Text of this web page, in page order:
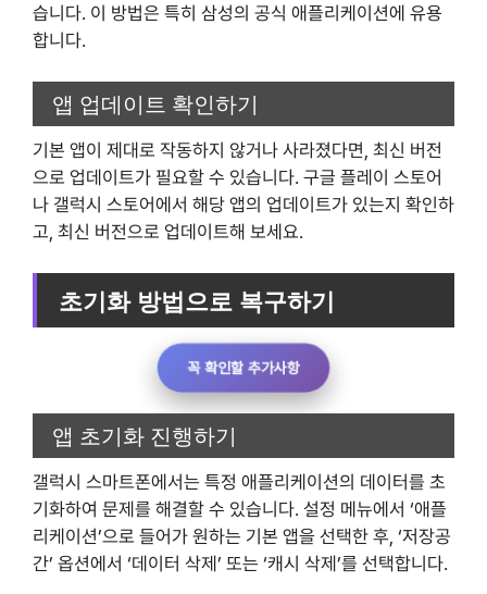
습니다. 이 방법은 특히 삼성의 공식 애플리케이션에 유용
합니다.
앱 업데이트 확인하기
기본 앱이 제대로 작동하지 않거나 사라졌다면, 최신 버전
으로 업데이트가 필요할 수 있습니다. 구글 플레이 스토어
나 갤럭시 스토어에서 해당 앱의 업데이트가 있는지 확인하
고, 최신 버전으로 업데이트해 보세요.
초기화 방법으로 복구하기
꼭 확인할 추가사항
앱 초기화 진행하기
갤럭시 스마트폰에서는 특정 애플리케이션의 데이터를 초
기화하여 문제를 해결할 수 있습니다. 설정 메뉴에서 ‘애플
리케이션’으로 들어가 원하는 기본 앱을 선택한 후, ‘저장공
간’ 옵션에서 ‘데이터 삭제’ 또는 ‘캐시 삭제’를 선택합니다.